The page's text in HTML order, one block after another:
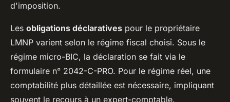
d'imposition.
Les obligations déclaratives pour le propriétaire
LMNP varient selon le régime fiscal choisi. Sous le
régime micro-BIC, la déclaration se fait via le
formulaire n° 2042-C-PRO. Pour le régime réel, une
comptabilité plus détaillée est nécessaire, impliquant
souvent le recours à un expert-comptable.